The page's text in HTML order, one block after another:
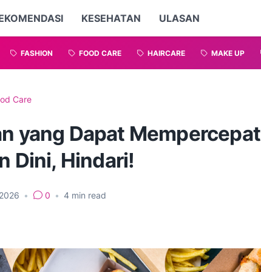
KESEHATAN ULASAN
FASHION FOOD CARE HAIRCARE MAKE UP
Care
yang Dapat Mempercepat
Dini, Hindari!
• 0 • 4 min read